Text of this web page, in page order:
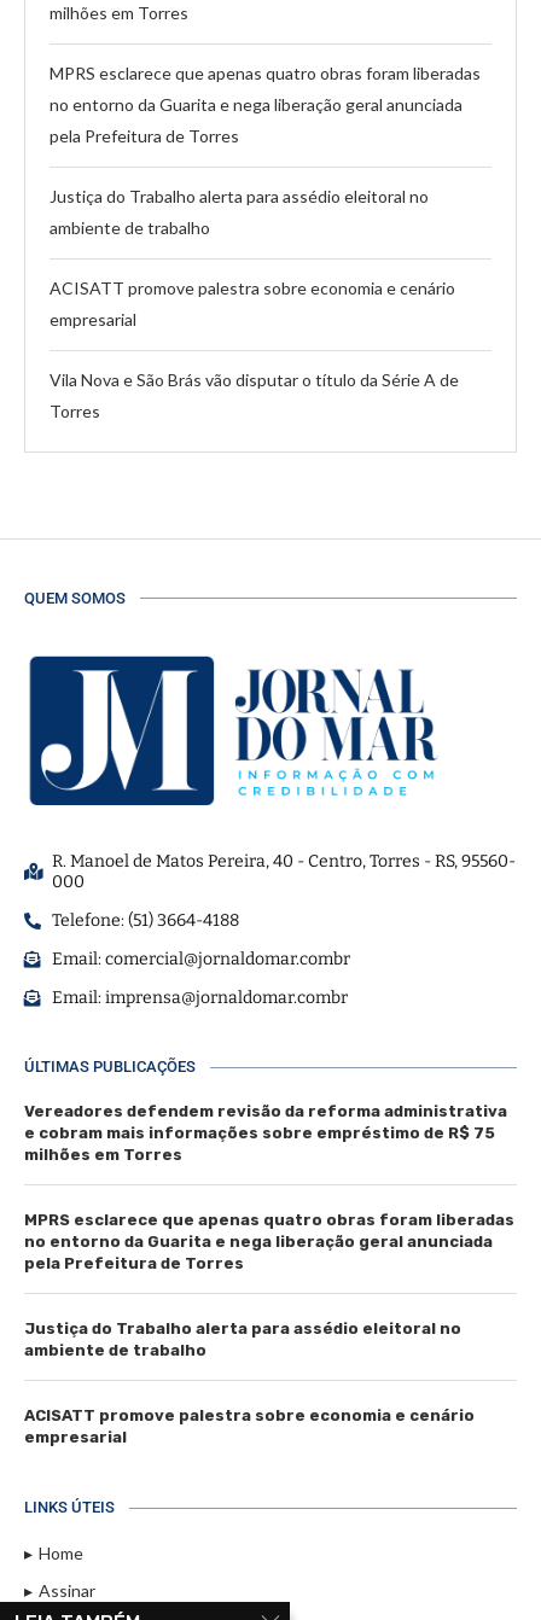
milhões em Torres
MPRS esclarece que apenas quatro obras foram liberadas
no entorno da Guarita e nega liberação geral anunciada
pela Prefeitura de Torres
Justiça do Trabalho alerta para assédio eleitoral no
ambiente de trabalho
ACISATT promove palestra sobre economia e cenário
empresarial
Vila Nova e São Brás vão disputar o título da Série A de
Torres
QUEM SOMOS
R. Manoel de Matos Pereira, 40 - Centro, Torres - RS, 95560-
000
Telefone: (51) 3664-4188
Email:comercial@jornaldomar.combr
Email:imprensa@jornaldomar.combr
ÚLTIMAS PUBLICAÇÕES
Vereadores defendem revisão da reforma administrativa
e cobram mais informações sobre empréstimo de R$ 75
milhões em Torres
MPRS esclarece que apenas quatro obras foram liberadas
no entorno da Guarita e nega liberação geral anunciada
pela Prefeitura de Torres
Justiça do Trabalho alerta para assédio eleitoral no
ambiente de trabalho
ACISATT promove palestra sobre economia e cenário
empresarial
LINKS ÚTEIS
Home
Assinar